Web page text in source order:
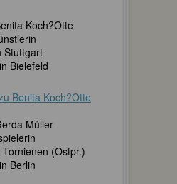
Koch?Otte
Stuttgart
Bielefeld
Benita Koch?Otte
Müller
(Ostpr.)
Berlin